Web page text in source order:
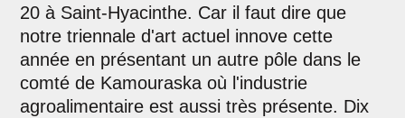
20 à Saint-Hyacinthe. Car il faut dire que
notre triennale d'art actuel innove cette
année en présentant un autre pôle dans le
comté de Kamouraska où l'industrie
agroalimentaire est aussi très présente. Dix